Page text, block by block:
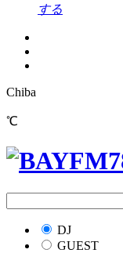
する
Chiba
℃
DJ
GUEST